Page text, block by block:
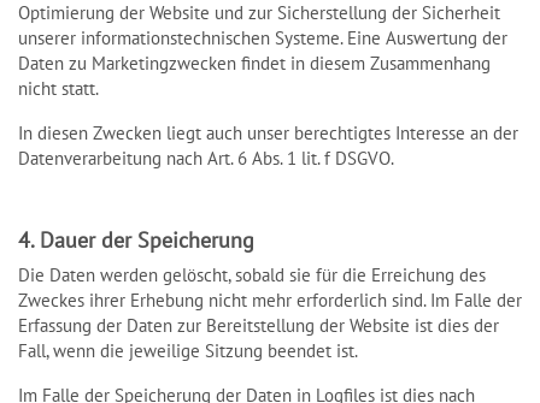
Optimierung der Website und zur Sicherstellung der Sicherheit
unserer informationstechnischen Systeme. Eine Auswertung der
Daten zu Marketingzwecken findet in diesem Zusammenhang
nicht statt.
In diesen Zwecken liegt auch unser berechtigtes Interesse an der
Datenverarbeitung nach Art. 6 Abs. 1 lit. f DSGVO.
4. Dauer der Speicherung
Die Daten werden gelöscht, sobald sie für die Erreichung des
Zweckes ihrer Erhebung nicht mehr erforderlich sind. Im Falle der
Erfassung der Daten zur Bereitstellung der Website ist dies der
Fall, wenn die jeweilige Sitzung beendet ist.
Im Falle der Speicherung der Daten in Logfiles ist dies nach